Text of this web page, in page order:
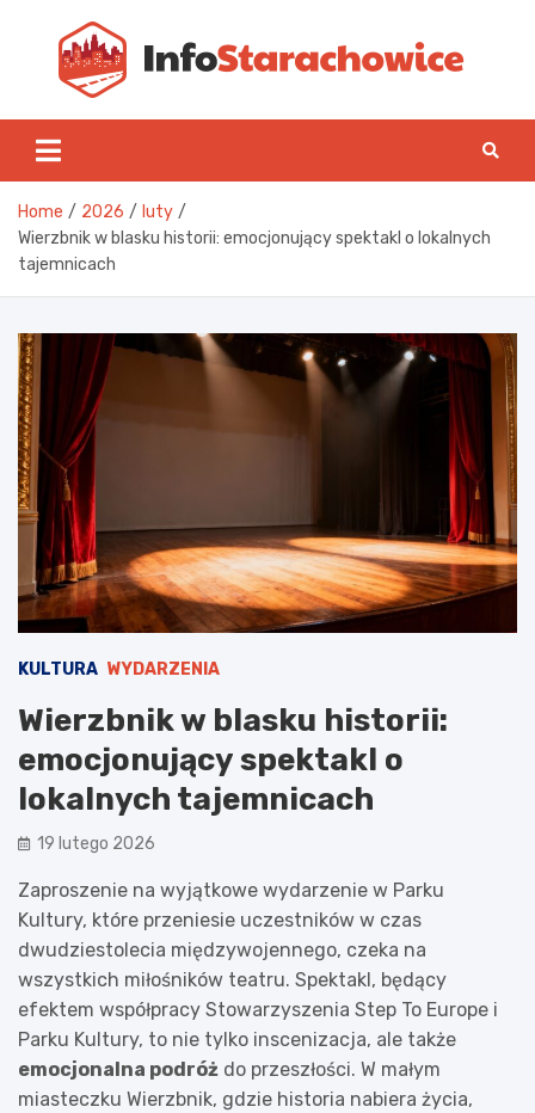
content
Home 2026
luty
Wierzbnik w blasku historii: emocjonujący spektakl o lokalnych
tajemnicach
KULTURA WYDARZENIA
Wierzbnik w blasku historii:
emocjonujący spektakl o
lokalnych tajemnicach
19 lutego 2026
Zaproszenie na wyjątkowe wydarzenie w Parku
Kultury, które przeniesie uczestników w czas
dwudziestolecia międzywojennego, czeka na
wszystkich miłośników teatru. Spektakl, będący
efektem współpracy Stowarzyszenia Step To Europe i
Parku Kultury, to nie tylko inscenizacja, ale także
emocjonalna podróż do przeszłości. W małym
miasteczku Wierzbnik, gdzie historia nabiera życia,